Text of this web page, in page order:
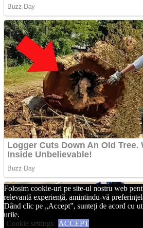
Folosim cookie-uri pe site-ul nostru web
relevantă experiență, amintindu-vă
Dând clic pe „Accept”, sunteți de acord cu
urile.
Cookie settings
ACCEPT